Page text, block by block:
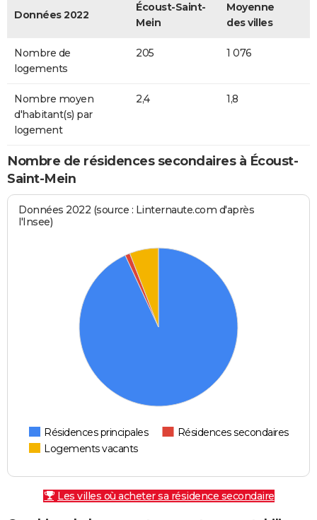
Données 2022
Écoust-Saint-
Mein
Moyenne
des villes
Nombre de
logements
205 1 076
Nombre moyen
d'habitant(s) par
logement
2,4 1,8
Nombre de résidences secondaires à Écoust-
Saint-Mein
Données 2022 (source : Linternaute.com d'après
l'Insee)
Résidences principales
Résidences secondaires
Logements vacants
Les villes où acheter sa résidence secondaire